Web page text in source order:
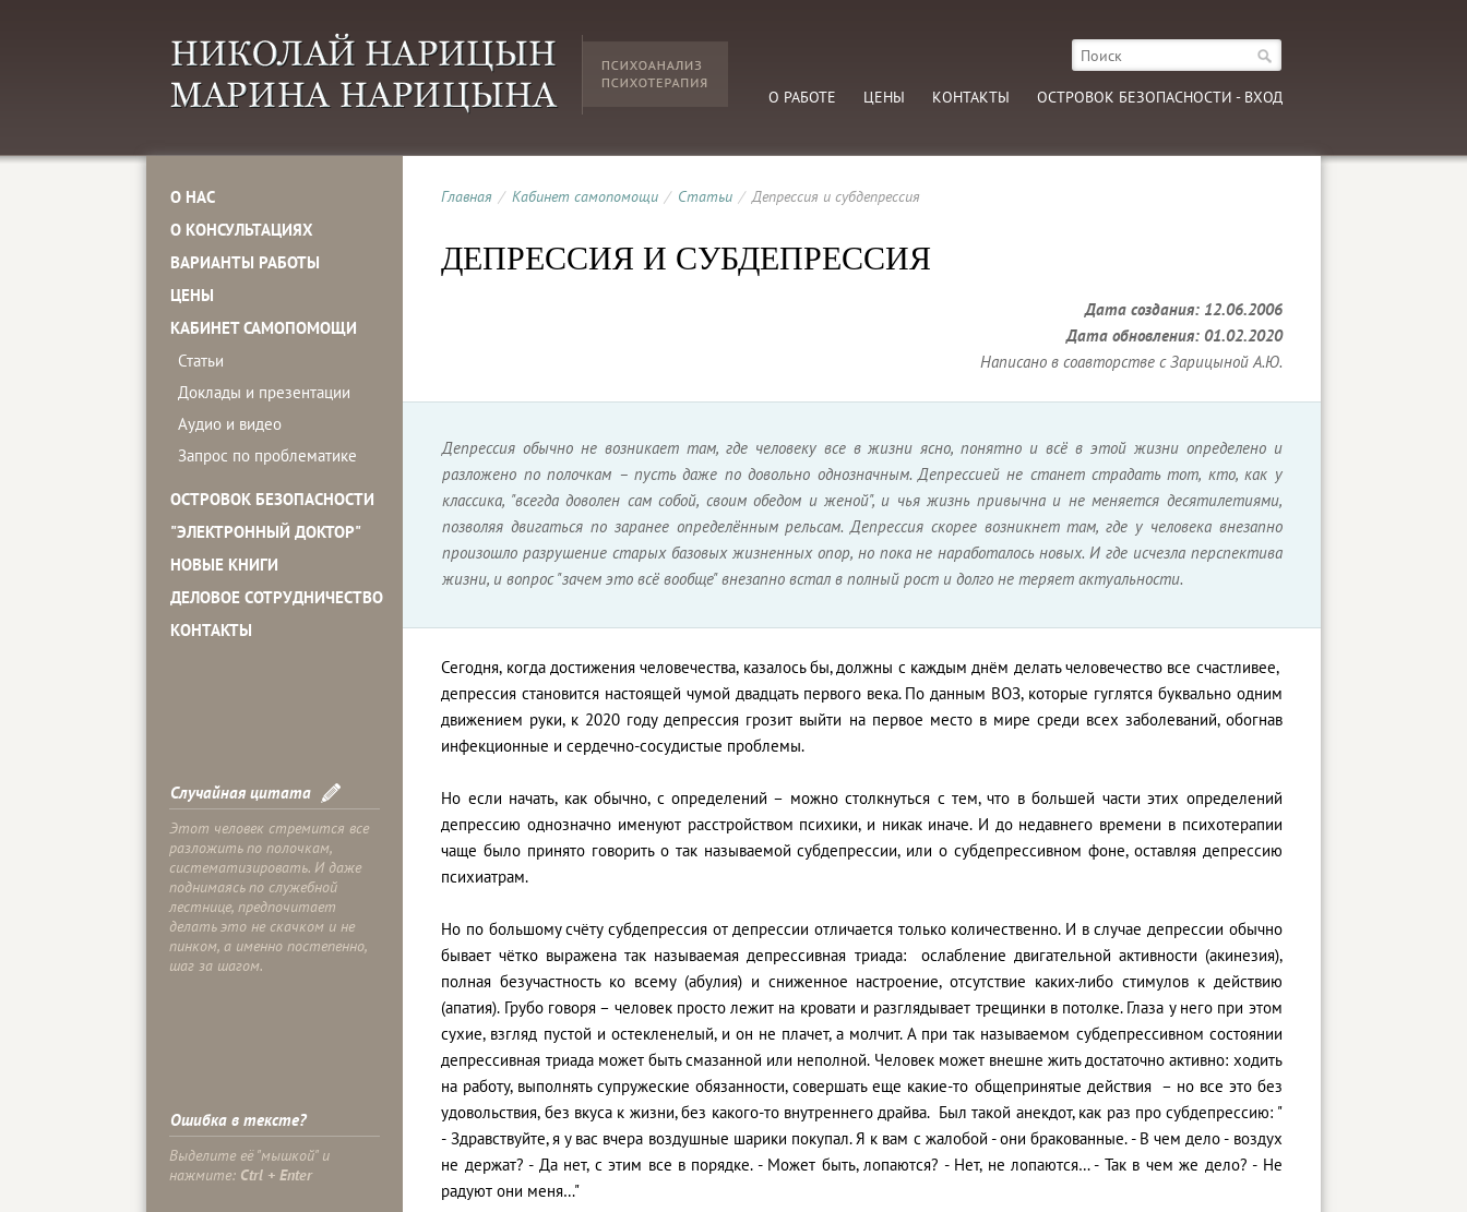
О РАБОТЕ ЦЕНЫ КОНТАКТЫ ОСТРОВОК БЕЗОПАСНОСТИ - ВХОД
О НАС
О КОНСУЛЬТАЦИЯХ
ВАРИАНТЫ РАБОТЫ
ЦЕНЫ
КАБИНЕТ САМОПОМОЩИ
Статьи
Доклады и презентации
Аудио и видео
Запрос по проблематике
ОСТРОВОК БЕЗОПАСНОСТИ
"ЭЛЕКТРОННЫЙ ДОКТОР"
НОВЫЕ КНИГИ
ДЕЛОВОЕ СОТРУДНИЧЕСТВО
КОНТАКТЫ
Случайная цитата
Этот человек стремится все
разложить по полочкам,
систематизировать. И даже
поднимаясь по служебной
лестнице, предпочитает
делать это не скачком и не
пинком, а именно постепенно,
шаг за шагом.
Ошибка в тексте?
Выделите её "мышкой" и
нажмите: Ctrl + Enter
Главная / Кабинет самопомощи / Статьи / Депрессия и субдепрессия
ДЕПРЕССИЯ И СУБДЕПРЕССИЯ
Дата создания: 12.06.2006
Дата обновления: 01.02.2020
Написано в соавторстве с Зарицыной А.Ю.
Депрессия обычно не возникает там, где человеку все в жизни ясно, понятно и всё в этой жизни определено и
разложено по полочкам – пусть даже по довольно однозначным. Депрессией не станет страдать тот, кто, как у
классика, "всегда доволен сам собой, своим обедом и женой", и чья жизнь привычна и не меняется десятилетиями,
позволяя двигаться по заранее определённым рельсам. Депрессия скорее возникнет там, где у человека внезапно
произошло разрушение старых базовых жизненных опор, но пока не наработалось новых. И где исчезла перспектива
жизни, и вопрос "зачем это всё вообще" внезапно встал в полный рост и долго не теряет актуальности.
Сегодня, когда достижения человечества, казалось бы, должны с каждым днём делать человечество все счастливее,
депрессия становится настоящей чумой двадцать первого века. По данным ВОЗ, которые гуглятся буквально одним
движением руки, к 2020 году депрессия грозит выйти на первое место в мире среди всех заболеваний, обогнав
инфекционные и сердечно-сосудистые проблемы.
Но если начать, как обычно, с определений – можно столкнуться с тем, что в большей части этих определений
депрессию однозначно именуют расстройством психики, и никак иначе. И до недавнего времени в психотерапии
чаще было принято говорить о так называемой субдепрессии, или о субдепрессивном фоне, оставляя депрессию
психиатрам.
Но по большому счёту субдепрессия от депрессии отличается только количественно. И в случае депрессии обычно
бывает чётко выражена так называемая депрессивная триада: ослабление двигательной активности (акинезия),
полная безучастность ко всему (абулия) и сниженное настроение, отсутствие каких-либо стимулов к действию
(апатия). Грубо говоря – человек просто лежит на кровати и разглядывает трещинки в потолке. Глаза у него при этом
сухие, взгляд пустой и остекленелый, и он не плачет, а молчит. А при так называемом субдепрессивном состоянии
депрессивная триада может быть смазанной или неполной. Человек может внешне жить достаточно активно: ходить
на работу, выполнять супружеские обязанности, совершать еще какие-то общепринятые действия – но все это без
удовольствия, без вкуса к жизни, без какого-то внутреннего драйва. Был такой анекдот, как раз про субдепрессию: "
- Здравствуйте, я у вас вчера воздушные шарики покупал. Я к вам с жалобой - они бракованные. - В чем дело - воздух
не держат? - Да нет, с этим все в порядке. - Может быть, лопаются? - Нет, не лопаются… - Так в чем же дело? - Не
радуют они меня…"